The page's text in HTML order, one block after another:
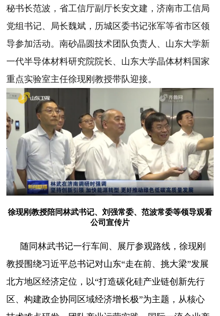
秘书长范波，省工信厅副厅长安文建，济南市工信局
党组书记、局长魏斌，历城区委书记张军等省市区领
导参加活动。南砂晶圆技术团队负责人、山东大学新
一代半导体材料研究院院长、山东大学晶体材料国家
重点实验室主任徐现刚教授带队迎接。
徐现刚教授陪同林武书记、刘强常委、范波常委等领导观看
公司宣传片
随同林武书记一行车间、展厅参观路线，徐现刚
教授围绕习近平总书记对山东“走在前、挑大梁”发展
北方地区经济定位，以“打造碳化硅产业链创新先行
区、构建政企协同区域经济增长极”为主题，从核心